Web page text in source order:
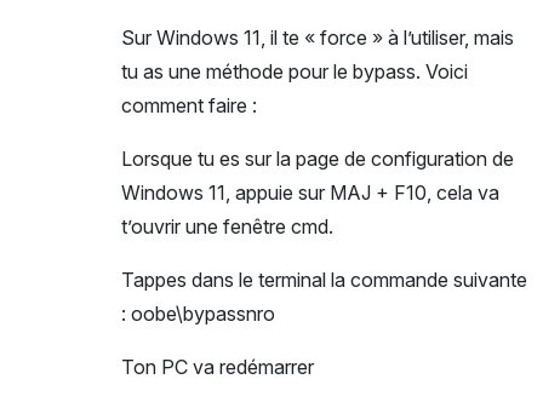
Sur Windows 11, il te « force » à l’utiliser, mais
tu as une méthode pour le bypass. Voici
comment faire :
Lorsque tu es sur la page de configuration de
Windows 11, appuie sur MAJ + F10, cela va
t’ouvrir une fenêtre cmd.
Tappes dans le terminal la commande suivante
: oobe\bypassnro
Ton PC va redémarrer